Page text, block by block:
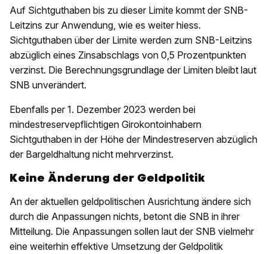
Auf Sichtguthaben bis zu dieser Limite kommt der SNB-
Leitzins zur Anwendung, wie es weiter hiess.
Sichtguthaben über der Limite werden zum SNB-Leitzins
abzüglich eines Zinsabschlags von 0,5 Prozentpunkten
verzinst. Die Berechnungsgrundlage der Limiten bleibt laut
SNB unverändert.
Ebenfalls per 1. Dezember 2023 werden bei
mindestreservepflichtigen Girokontoinhabern
Sichtguthaben in der Höhe der Mindestreserven abzüglich
der Bargeldhaltung nicht mehrverzinst.
Keine Änderung der Geldpolitik
An der aktuellen geldpolitischen Ausrichtung ändere sich
durch die Anpassungen nichts, betont die SNB in ihrer
Mitteilung. Die Anpassungen sollen laut der SNB vielmehr
eine weiterhin effektive Umsetzung der Geldpolitik